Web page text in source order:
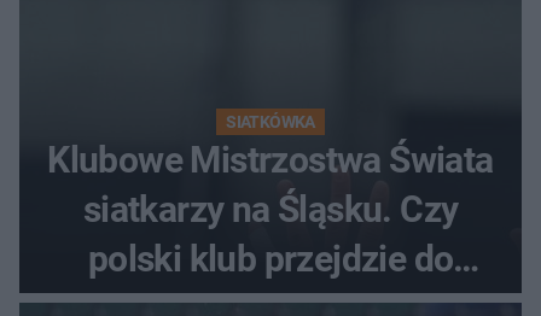
SIATKÓWKA
Klubowe Mistrzostwa Świata
siatkarzy na Śląsku. Czy
polski klub przejdzie do